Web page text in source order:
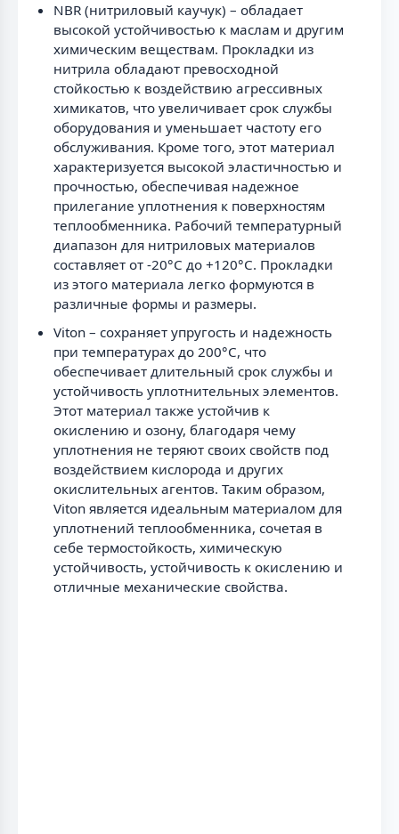
NBR (нитриловый каучук) – обладает
высокой устойчивостью к маслам и другим
химическим веществам. Прокладки из
нитрила обладают превосходной
стойкостью к воздействию агрессивных
химикатов, что увеличивает срок службы
оборудования и уменьшает частоту его
обслуживания. Кроме того, этот материал
характеризуется высокой эластичностью и
прочностью, обеспечивая надежное
прилегание уплотнения к поверхностям
теплообменника. Рабочий температурный
диапазон для нитриловых материалов
составляет от -20°C до +120°C. Прокладки
из этого материала легко формуются в
различные формы и размеры.
Viton – сохраняет упругость и надежность
при температурах до 200°C, что
обеспечивает длительный срок службы и
устойчивость уплотнительных элементов.
Этот материал также устойчив к
окислению и озону, благодаря чему
уплотнения не теряют своих свойств под
воздействием кислорода и других
окислительных агентов. Таким образом,
Viton является идеальным материалом для
уплотнений теплообменника, сочетая в
себе термостойкость, химическую
устойчивость, устойчивость к окислению и
отличные механические свойства.